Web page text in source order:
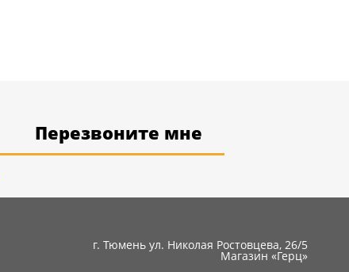
Перезвоните мне
г. Тюмень ул. Николая Ростовцева, 26/5
Магазин «Герц»